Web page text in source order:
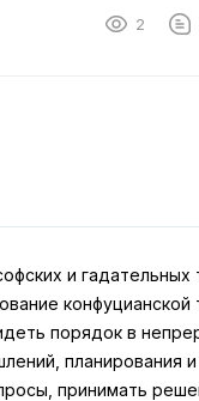
2
и гадательных
конфуцианской
порядок в
планирования
принимать